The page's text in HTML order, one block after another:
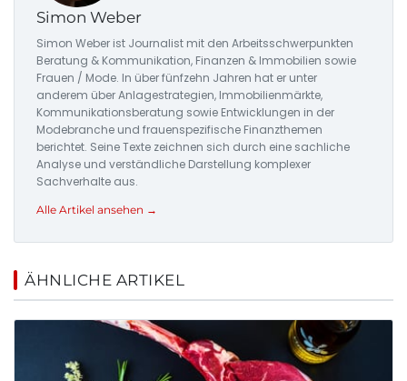
Simon Weber
Simon Weber ist Journalist mit den Arbeitsschwerpunkten
Beratung & Kommunikation, Finanzen & Immobilien sowie
Frauen / Mode. In über fünfzehn Jahren hat er unter
anderem über Anlagestrategien, Immobilienmärkte,
Kommunikationsberatung sowie Entwicklungen in der
Modebranche und frauenspezifische Finanzthemen
berichtet. Seine Texte zeichnen sich durch eine sachliche
Analyse und verständliche Darstellung komplexer
Sachverhalte aus.
Alle Artikel ansehen →
ÄHNLICHE ARTIKEL